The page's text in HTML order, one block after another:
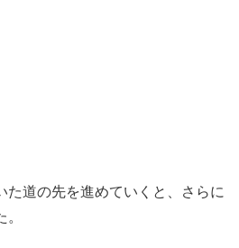
た道の先を進めていくと、さらに